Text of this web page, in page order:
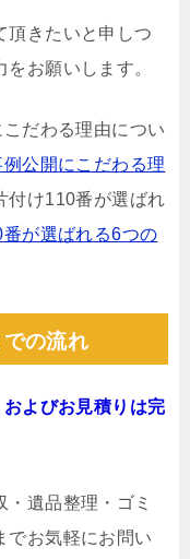
頂きたいと申しつ
お願いします。
だわる理由につい
公開にこだわる理
付け110番が選ばれ
が選ばれる6つの
の流れ
よびお見積りは完
遺品整理・ゴミ
でお気軽にお問い